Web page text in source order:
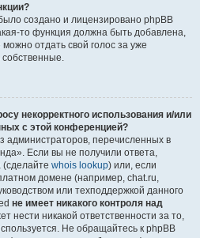
создано и лицензировано phpBB
то функция должна быть добавлена,
можно отдать свой голос за уже
некорректного использования и/или
с этой конференцией?
администраторов, перечисленных в
Если вы не получили ответа,
whois lookup) или, если
домене (например, chat.ru,
или техподдержкой данного
не имеет никакого контроля над
нести никакой ответственности за то,
Не обращайтесь к phpBB